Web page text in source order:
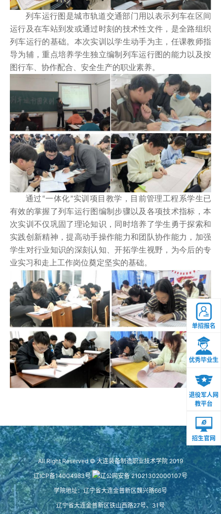
列车运行图是城市轨道交通部门 用以表示列车在区间
运行及在车站到发或通过时刻的技术性文件，是全路组织
列车运行的基础。 本次实训以学生动手为主，任课教师指
导为辅，重点培养学生独立编制列车运行图 的能力以及按
图行车、协作配合、安全生产的职业素养。
通过“一体化”实训项目教学， 目前管理工程系学生已
有效的掌握了列车运行图 编制步骤以及 各项技术指标，本
次实训 不仅巩固了理论知识 ， 同时培养了学生勇于探索和
实践创新精神，提高动手操作能力和团队协作能力，加强
学生对行业知识的深刻认知、开拓学生视野，为今后的专
业实习和走上工作岗位奠定坚实的基础。
单招报名
优秀毕业生
退役军人网
教平台
招生官网
All Right Reserved © 大连装备制造职业技术学院 2019
辽ICP备14004983号
辽公网安备 21021302000107号
学院地址：辽宁省大连金普新区魏兴路66号
辽宁省大连金普新区铁山西路27号、31号